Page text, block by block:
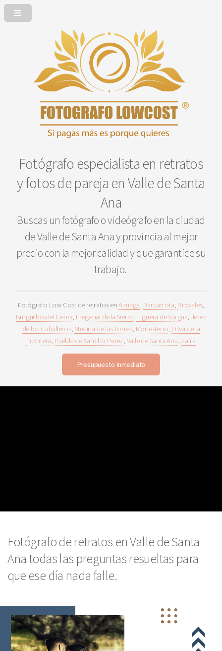
Fotógrafo especialista en retratos
y fotos de pareja en Valle de Santa
Ana
Buscas un fotógrafo o videógrafo en la ciudad
de Valle de Santa Ana y provincia al mejor
precio con la mejor calidad y que garantice su
trabajo.
Fotógrafo Low Cost de retratos enAzuaga, Barcarrota, Brovales,
Burguillos del Cerro, Fregenal de la Sierra, Higuera de Vargas, Jerez
de los Caballeros, Medina de las Torres, Monesterio, Oliva de la
Frontera, Puebla de Sancho Perez, Valle de Santa Ana, Zafra
Presupuesto Inmediato
Fotógrafo de retratos en Valle de Santa
Ana todas las preguntas resueltas para
que ese día nada falle.